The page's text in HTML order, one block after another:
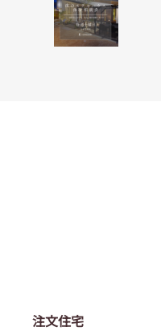
注文住宅